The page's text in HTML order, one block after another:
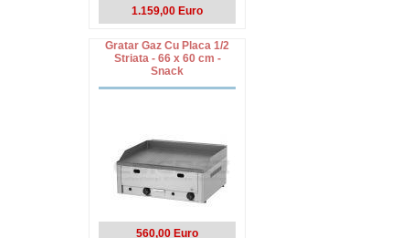
1.159,00 Euro
Gratar Gaz Cu Placa 1/2
Striata - 66 x 60 cm -
Snack
560,00 Euro